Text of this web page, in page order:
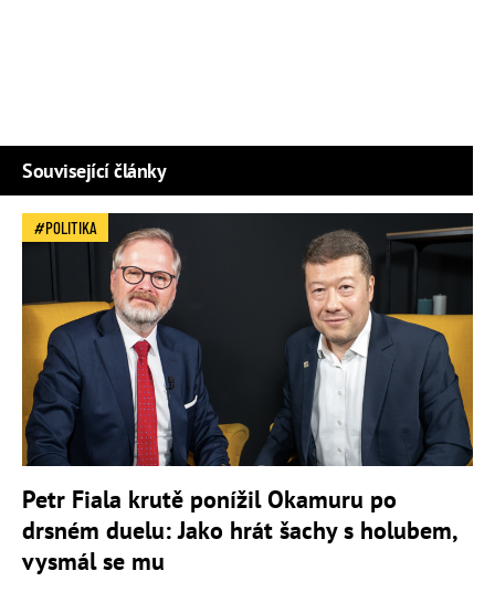
Související články
POLITIKA
Petr Fiala krutě ponížil Okamuru po
drsném duelu: Jako hrát šachy s holubem,
vysmál se mu